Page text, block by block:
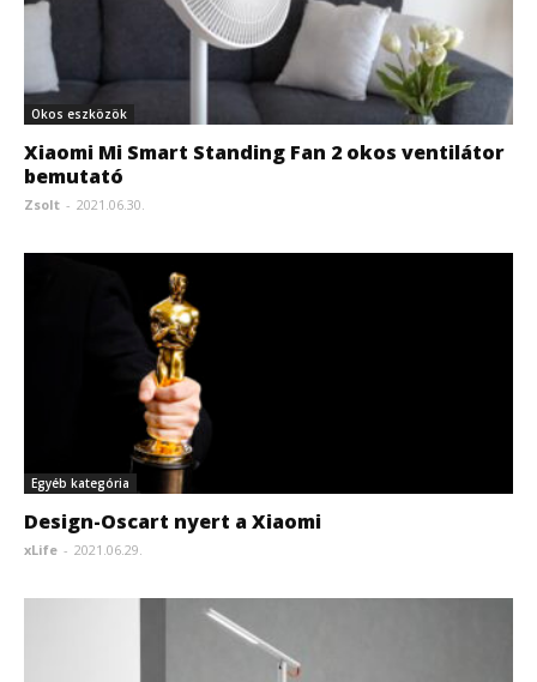
Okos eszközök
Xiaomi Mi Smart Standing Fan 2 okos ventilátor
bemutató
Zsolt - 2021.06.30.
Egyéb kategória
Design-Oscart nyert a Xiaomi
xLife - 2021.06.29.